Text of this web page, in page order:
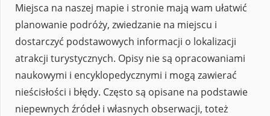
Miejsca na naszej mapie i stronie mają wam ułatwić
planowanie podróży, zwiedzanie na miejscu i
dostarczyć podstawowych informacji o lokalizacji
atrakcji turystycznych. Opisy nie są opracowaniami
naukowymi i encyklopedycznymi i mogą zawierać
nieścisłości i błędy. Często są opisane na podstawie
niepewnych źródeł i własnych obserwacji, toteż